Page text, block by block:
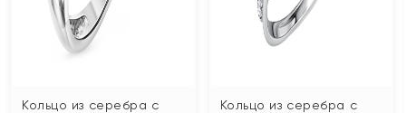
Кольцо из серебра с
Кольцо из серебра с